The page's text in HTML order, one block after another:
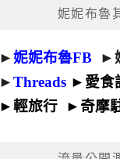
妮妮布魯
►妮妮布魯FB ►
►Threads ► 愛食
►輕旅行 ► 奇摩